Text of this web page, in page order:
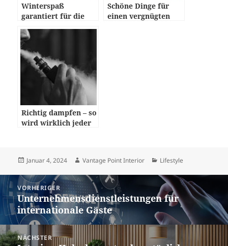
Winterspaß
garantiert für die
Schlittschuhlaufen!
Schöne Dinge für
einen vergnügten
Richtig dampfen – so
wird wirklich jeder
Veröffentlicht
Januar 4, 2024 Autor
Vantage Point Interior Kategorien
Lifestyle
Beitragsnavigation
VORHERIGER
Vorheriger
Beitrag:
Unternehmensdienstleistungen für
internationale Gäste
NÄCHSTER